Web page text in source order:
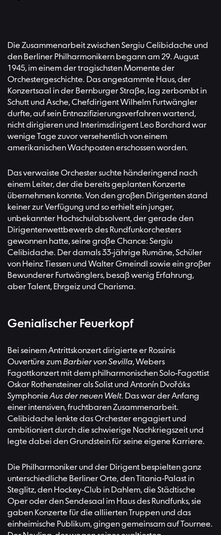
Die Zusammenarbeit zwischen Sergiu Celibidache und
den Berliner Philharmonikern begann am 29. August
1945, im einem der tragischsten Momente der
Orchestergeschichte. Das angestammte Haus, der
Konzertsaal in der Bernburger Straße, lag zerbombt in
Schutt und Asche, Chefdirigent Wilhelm Furtwängler
durfte, auf sein Entnazifizierungsverfahren wartend,
nicht dirigieren und Interimsdirigent Leo Borchard war
wenige Tage zuvor versehentlich von einem
amerikanischen Wachposten erschossen worden.
Das verwaiste Orchester suchte händeringend nach
einem Leiter, der die bereits geplanten Konzerte
übernehmen konnte. Von den großen Dirigenten stand
keiner zur Verfügung und so erhielt ein junger,
unbekannter Hochschulabsolvent, der gerade den
Dirigentenwettbewerb des Rundfunkorchesters
gewonnen hatte, seine große Chance: Sergiu
Celibidache. Der damals 33-jährige Rumäne, Schüler
von Heinz Tiessen und Walter Gmeindl sowie ein großer
Bewunderer Furtwänglers, besaß wenig Erfahrung,
aber Talent, Ehrgeiz und Charisma.
Genialischer Feuerkopf
Bei seinem Antrittskonzert dirigierte er Rossinis
Ouvertüre zumBarbier von Sevilla, Webers
Fagottkonzert mit dem philharmonischen Solo-Fagottist
Oskar Rothensteiner als Solist und Antonín Dvořáks
SymphonieAus der neuen Welt. Das war der Anfang
einer intensiven, fruchtbaren Zusammenarbeit.
Celibidache lenkte das Orchester engagiert und
ambitioniert durch die schwierige Nachkriegszeit und
legte dabei den Grundstein für seine eigene Karriere.
Die Philharmoniker und der Dirigent bespielten ganz
unterschiedliche Berliner Orte, den Titania-Palast in
Steglitz, den Hockey-Club in Dahlem, die Städtische
Oper oder den Sendesaal im Haus des Rundfunks, sie
gaben Konzerte für die alliierten Truppen und das
einheimische Publikum, gingen gemeinsam auf Tournee.